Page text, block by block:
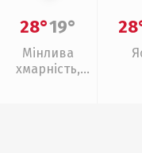
28°19°
Мінлива
хмарність,